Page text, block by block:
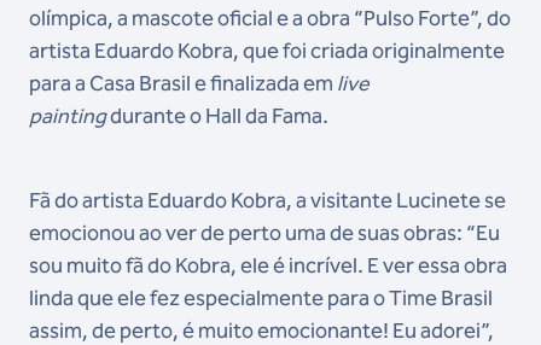
olímpica, a mascote oficial e a obra “Pulso Forte”, do
artista Eduardo Kobra, que foi criada originalmente
para a Casa Brasil e finalizada em live
paintingdurante o Hall da Fama.
Fã do artista Eduardo Kobra, a visitante Lucinete se
emocionou ao ver de perto uma de suas obras: “Eu
sou muito fã do Kobra, ele é incrível. E ver essa obra
linda que ele fez especialmente para o Time Brasil
assim, de perto, é muito emocionante! Eu adorei”,